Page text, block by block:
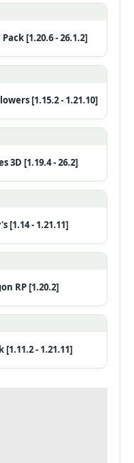
[1.20.6 - 26.1.2]
[1.15.2 - 1.21.10]
3D [1.19.4 - 26.2]
[1.14 - 1.21.11]
RP [1.20.2]
- 1.21.11]